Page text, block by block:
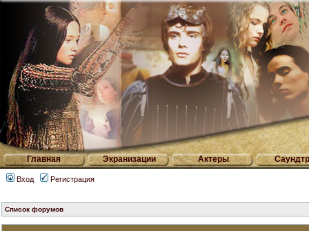
Главная Экранизации Актеры
Вход Регистрация
Список форумов